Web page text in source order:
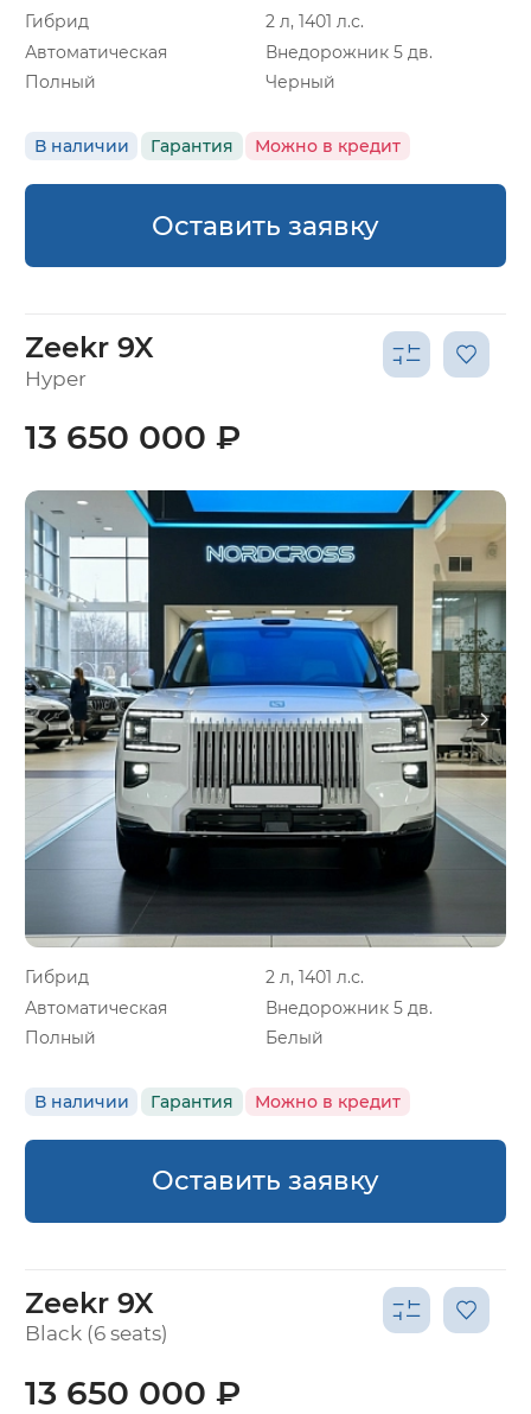
Гибрид
2 л, 1401 л.с.
Автоматическая
Внедорожник 5 дв.
Полный
Черный
В наличии Гарантия Можно в кредит
Оставить заявку
Zeekr 9X
Hyper
Гибрид
2 л, 1401 л.с.
Автоматическая
Внедорожник 5 дв.
Полный
Белый
В наличии Гарантия Можно в кредит
13 650 000 ₽
Оставить заявку
Zeekr 9X
Black (6 seats)
13 650 000 ₽